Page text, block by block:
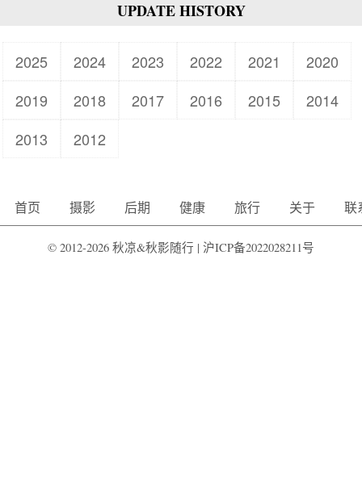
UPDATE HISTORY
2025 2024 2023 2022 2021
2020
2019
2018 2017 2016 2015
2014
2013
2012
首页 摄影 后期 健康 旅行 关于 联
© 2012-2026 秋凉&秋影随行 | 沪ICP备2022028211号